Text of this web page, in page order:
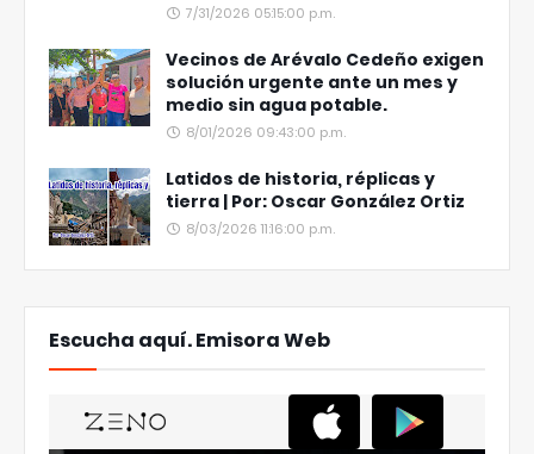
7/31/2026 05:15:00 p.m.
Vecinos de Arévalo Cedeño exigen
solución urgente ante un mes y
medio sin agua potable.
8/01/2026 09:43:00 p.m.
Latidos de historia, réplicas y
tierra | Por: Oscar González Ortiz
8/03/2026 11:16:00 p.m.
Escucha aquí. Emisora Web